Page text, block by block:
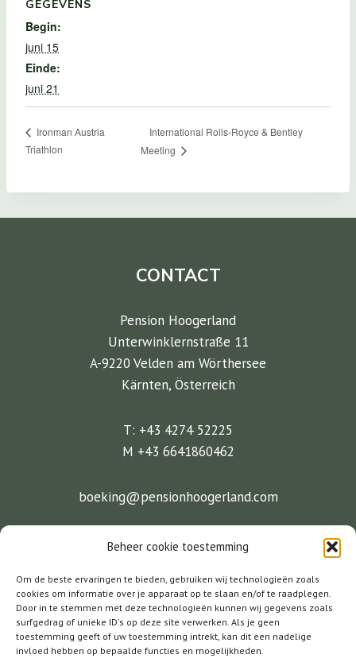
Beheer cookie toestemming
Om de beste ervaringen te bieden, gebruiken wij technologieën zoals
cookies om informatie over je apparaat op te slaan en/of te raadplegen.
Door in te stemmen met deze technologieën kunnen wij gegevens zoals
surfgedrag of unieke ID's op deze site verwerken. Als je geen
toestemming geeft of uw toestemming intrekt, kan dit een nadelige
invloed hebben op bepaalde functies en mogelijkheden.
GEGEVENS
Begin:
juni 15
Einde:
juni 21
Ironman Austria
Triathlon
International Rolls-Royce & Bentley
Meeting
CONTACT
Pension Hoogerland
Unterwinklernstraße 11
A-9220 Velden am Wörthersee
Kärnten, Österreich
T: +43 4274 52225
M +43 6641860462
boeking@pensionhoogerland.com
Facebook
Instagram
Twitter
Pension Hoogerland
Fietsarrangementen
Events